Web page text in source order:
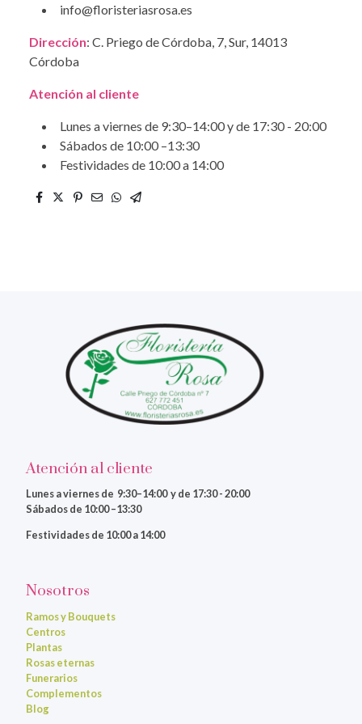
info@floristeriasrosa.es
Dirección: C. Priego de Córdoba, 7, Sur, 14013
Córdoba
Atención al cliente
Lunes a viernes de 9:30–14:00 y de 17:30 - 20:00
Sábados de 10:00 –13:30
Festividades de 10:00 a 14:00
Atención al cliente
Lunes a viernesde 9:30–14:00 y de 17:30 - 20:00
Sábados de 10:00 –13:30
Festividades de 10:00 a 14:00
Nosotros
Ramos y Bouquets
Centros
Plantas
Rosas eternas
Funerarios
Complementos
Blog